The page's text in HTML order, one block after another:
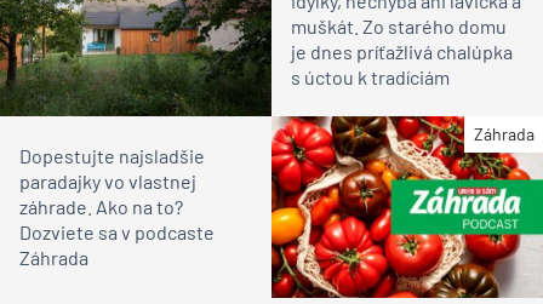
muškát. Zo starého domu
je dnes príťažlivá chalúpka
s úctou k tradíciám
Záhrada
Dopestujte najsladšie
paradajky vo vlastnej
záhrade. Ako na to?
Dozviete sa v podcaste
Záhrada